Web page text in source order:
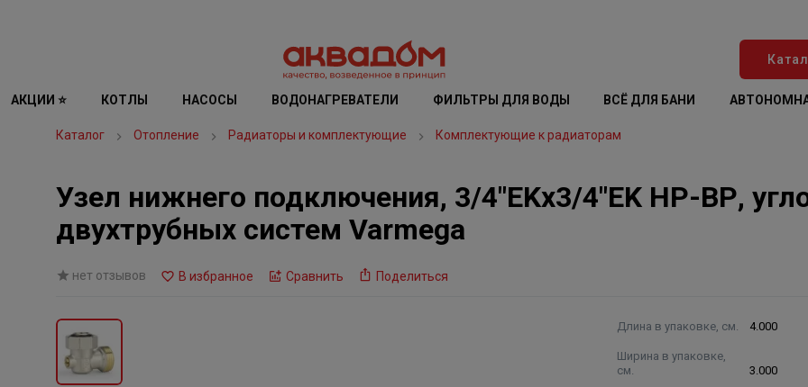
АКЦИИ ⭐ КОТЛЫ НАСОСЫ ВОДОНАГРЕВАТЕЛИ ФИЛЬТРЫ ДЛЯ ВОДЫ ВСЁ ДЛЯ БАНИ
Каталог Отопление Радиаторы и комплектующие Комплектующие к радиаторам
Узел нижнего подключения, 3/4"EKх3/4"EK НР-ВР,
двухтрубных систем Varmega
нет отзывов В избранное Сравнить Поделиться
Длина в упаковке, см. 4.000
Ширина в упаковке,
см.
3.000